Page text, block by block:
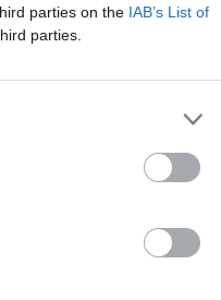
parties on the IAB’s List of
parties.